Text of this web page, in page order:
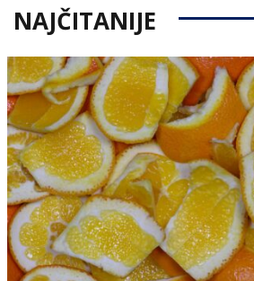
NAJČITANIJE